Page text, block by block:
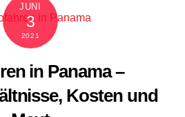
JUNI
3
2021
in Panama –
Kosten und